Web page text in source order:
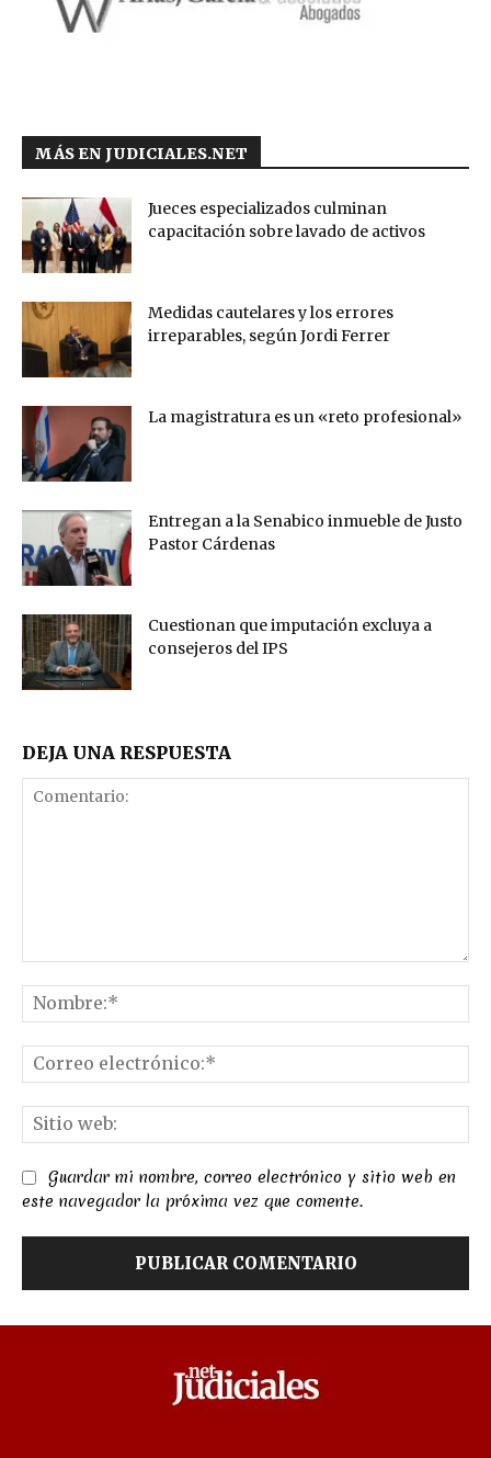
MÁS EN JUDICIALES.NET
Jueces especializados culminan
capacitación sobre lavado de activos
Medidas cautelares y los errores
irreparables, según Jordi Ferrer
La magistratura es un «reto profesional»
Entregan a la Senabico inmueble de Justo
Pastor Cárdenas
Cuestionan que imputación excluya a
consejeros del IPS
DEJA UNA RESPUESTA
Guardar mi nombre, correo electrónico y sitio web en
este navegador la próxima vez que comente.